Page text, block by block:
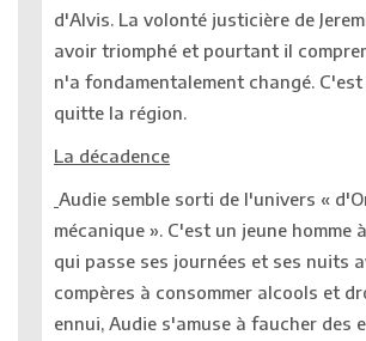
d'Alvis. La volonté justicière de
avoir triomphé et pourtant il
n'a fondamentalement changé.
quitte la région.
La décadence
Audie semble sorti de l'univers «
mécanique ». C'est un jeune homme
qui passe ses journées et ses nuits
compères à consommer alcools et
ennui, Audie s'amuse à faucher des